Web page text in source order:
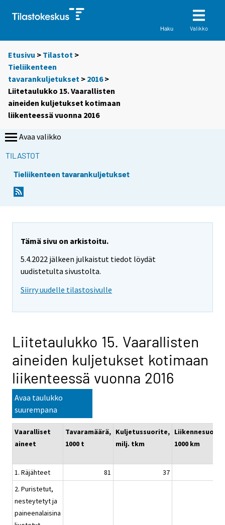
Haku Valikko
Etusivu > Tilastot >
Tieliikenteen
tavarankuljetukset > 2016>
Liitetaulukko 15. Vaarallisten
aineiden kuljetukset kotimaan
liikenteessä vuonna 2016
Avaa valikko
TILASTOT
Tieliikenteen tavarankuljetukset
Tämä sivu on arkistoitu.
5.4.2022 jälkeen julkaistut tiedot löydät
uudistetulta sivustolta.
Siirry uudelle tilastosivulle
Liitetaulukko 15. Vaarallisten
aineiden kuljetukset kotimaan
liikenteessä vuonna 2016
Avaa taulukko
suurempana
Vaaralliset
aineet
Tavaramäärä,
1000 t
Kuljetussuorite,
milj. tkm
1000 km
1. Räjähteet 81 37
2. Puristetut,
nesteytetyt ja
paineenalaisina